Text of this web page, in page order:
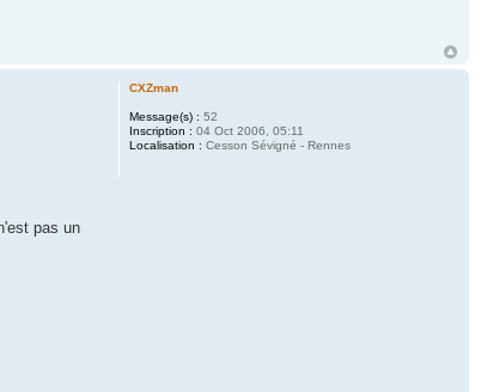
pas un
CXZman
Message(s) : 52
Inscription : 04 Oct 2006, 05:11
Localisation : Cesson Sévigné - Rennes